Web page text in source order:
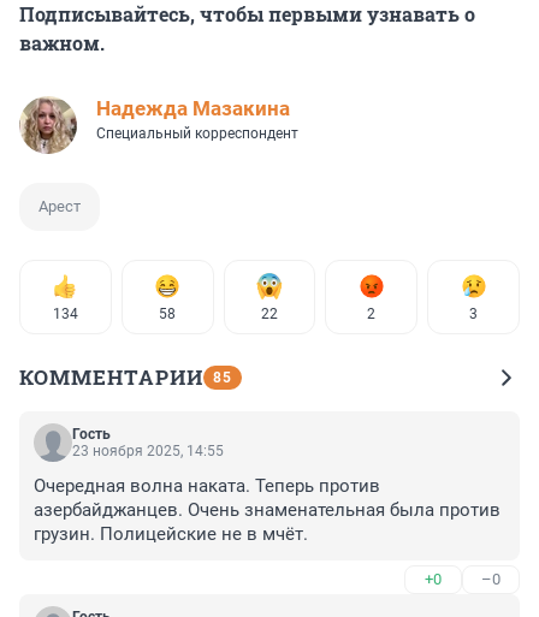
Подписывайтесь, чтобы первыми узнавать о
важном.
Надежда Мазакина
Специальный корреспондент
Арест
134 58 22 2 3
КОММЕНТАРИИ 85
Гость
23 ноября 2025, 14:55
Очередная волна наката. Теперь против
азербайджанцев. Очень знаменательная была против
грузин. Полицейские не в мчёт.
+0 –0